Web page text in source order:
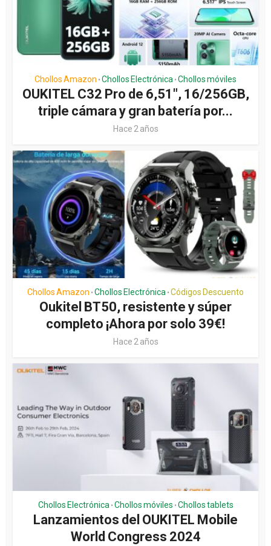
Chollos Amazon • Chollos Electrónica • Chollos móviles
OUKITEL C32 Pro de 6,51″, 16/256GB,
triple cámara y gran batería por...
Hace 2 años
Chollos Amazon • Chollos Electrónica • Códigos Descuento
Oukitel BT50, resistente y súper
completo ¡Ahora por solo 39€!
Hace 2 años
Chollos Electrónica • Chollos móviles • Chollos tablets
Lanzamientos del OUKITEL Mobile
World Congress 2024